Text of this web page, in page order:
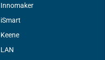
Innomaker
iSmart
Keene
LAN